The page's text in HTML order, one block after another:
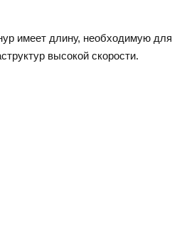
имеет длину, необходимую для
высокой скорости.